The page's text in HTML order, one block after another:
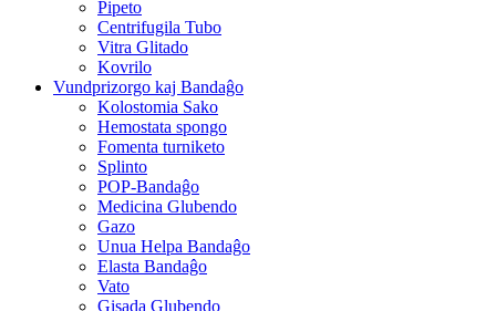
Pipeto
Centrifugila Tubo
Vitra Glitado
Kovrilo
Vundprizorgo kaj Bandaĝo
Kolostomia Sako
Hemostata spongo
Fomenta turniketo
Splinto
POP-Bandaĝo
Medicina Glubendo
Gazo
Unua Helpa Bandaĝo
Elasta Bandaĝo
Vato
Gisada Glubendo